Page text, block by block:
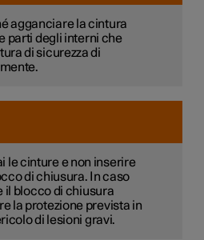
agganciare la cintura
parti degli interni che
di sicurezza di
le cinture e non inserire
di chiusura. In caso
il blocco di chiusura
la protezione prevista in
di lesioni gravi.